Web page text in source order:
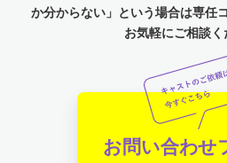
か分からない」という場合は専任
お気軽にご相談く
お問い合わせ